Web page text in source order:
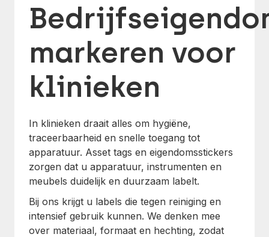
markeren voor
klinieken
In klinieken draait alles om hygiëne,
traceerbaarheid en snelle toegang tot
apparatuur. Asset tags en eigendomsstickers
zorgen dat u apparatuur, instrumenten en
meubels duidelijk en duurzaam labelt.
Bij ons krijgt u labels die tegen reiniging en
intensief gebruik kunnen. We denken mee
over materiaal, formaat en hechting, zodat